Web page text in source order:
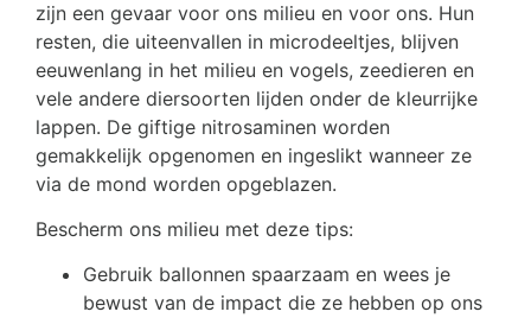
zijn een gevaar voor ons milieu en voor ons. Hun
resten, die uiteenvallen in microdeeltjes, blijven
eeuwenlang in het milieu en vogels, zeedieren en
vele andere diersoorten lijden onder de kleurrijke
lappen. De giftige nitrosaminen worden
gemakkelijk opgenomen en ingeslikt wanneer ze
via de mond worden opgeblazen.
Bescherm ons milieu met deze tips:
Gebruik ballonnen spaarzaam en wees je
bewust van de impact die ze hebben op ons